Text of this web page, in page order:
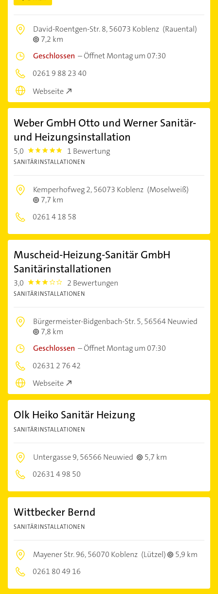
David-Roentgen-Str. 8,56073 Koblenz (Rauental)
7,2 km
Geschlossen –Öffnet Montag um 07:30
0261 9 88 23 40
Webseite
Weber GmbH Otto und Werner Sanitär-
und Heizungsinstallation
5,0 5.0 1 Bewertung
SANITÄRINSTALLATIONEN
Kemperhofweg 2,56073 Koblenz (Moselweiß)
7,7 km
0261 4 18 58
Muscheid-Heizung-Sanitär GmbH
Sanitärinstallationen
3,0 3.0 2 Bewertungen
SANITÄRINSTALLATIONEN
Bürgermeister-Bidgenbach-Str. 5,56564 Neuwied
7,8 km
Geschlossen –Öffnet Montag um 07:30
02631 2 76 42
Webseite
Olk Heiko Sanitär Heizung
SANITÄRINSTALLATIONEN
Untergasse 9,56566 Neuwied
5,7 km
02631 4 98 50
Wittbecker Bernd
SANITÄRINSTALLATIONEN
Mayener Str. 96,56070 Koblenz (Lützel)
5,9 km
0261 80 49 16